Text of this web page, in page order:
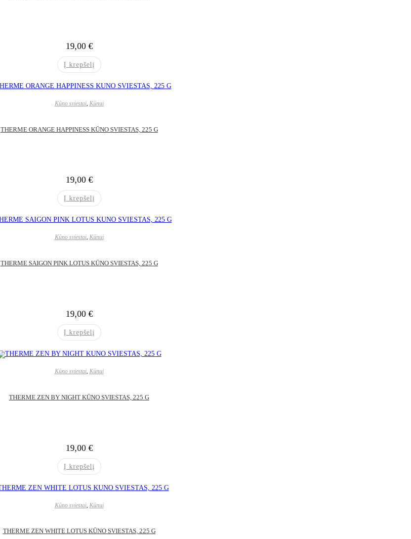
19,00 €
Į krepšelį
Kūno sviestai, Kūnui
THERME ORANGE HAPPINESS KŪNO SVIESTAS, 225 G
19,00 €
Į krepšelį
Kūno sviestai, Kūnui
THERME SAIGON PINK LOTUS KŪNO SVIESTAS, 225 G
19,00 €
Į krepšelį
Kūno sviestai, Kūnui
THERME ZEN BY NIGHT KŪNO SVIESTAS, 225 G
19,00 €
Į krepšelį
Kūno sviestai, Kūnui
THERME ZEN WHITE LOTUS KŪNO SVIESTAS, 225 G